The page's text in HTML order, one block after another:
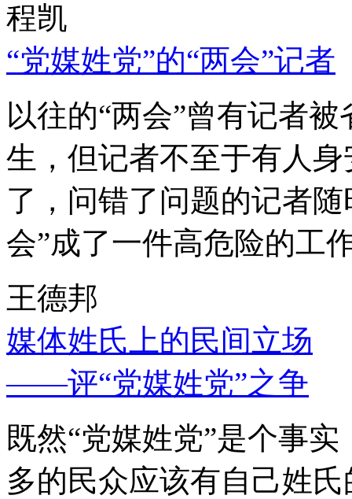
程凯
“党媒姓党”的“两会”记者
以往的“两会”曾有记者
生，但记者不至于有人
了，问错了问题的记者
会”成了一件高危险的工
王德邦
媒体姓氏上的民间立场
——评“党媒姓党”之争
既然“党媒姓党”是个事
多的民众应该有自己姓